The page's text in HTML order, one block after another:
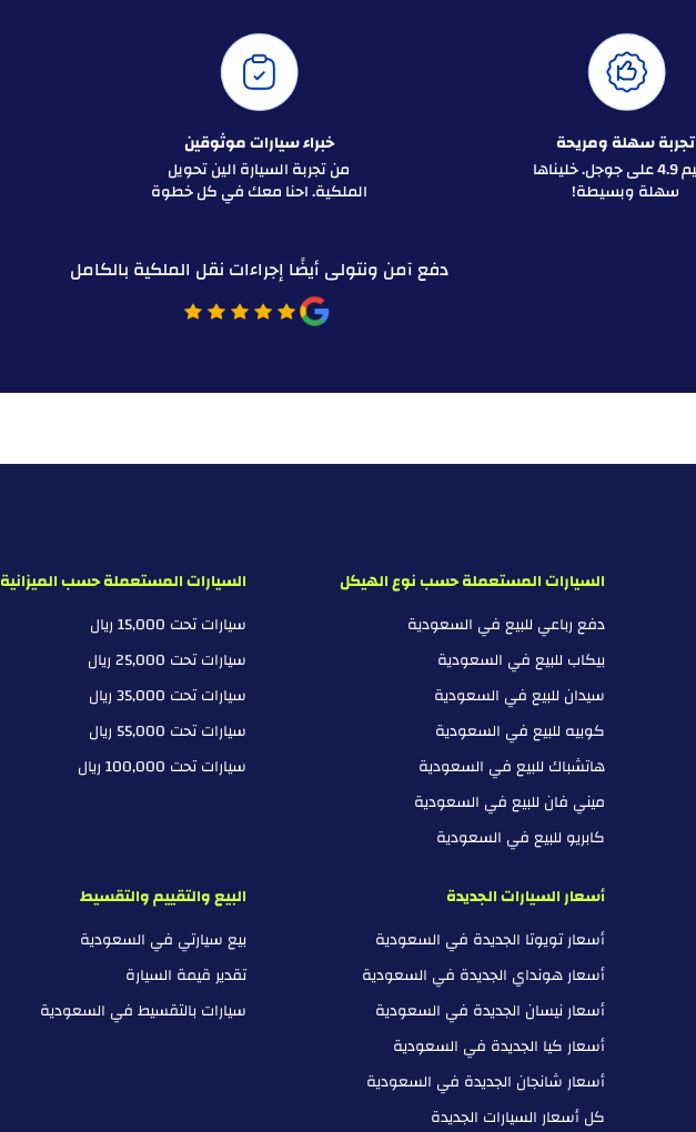
تجربة سهلة ومريحة
تقييم 4.9 على جوجل. خليناها
سهلة وبسيطة!
خبراء سيارات موثوقين
من تجربة السيارة الين تحويل
الملكية. احنا معك في كل خطوة
دفع آمن ونتولى أيضًا إجراءات نقل الملكية بالكامل
السيارات المستعملة حسب نوع الهيكل
دفع رباعي للبيع في السعودية
بيكاب للبيع في السعودية
سيدان للبيع في السعودية
كوبيه للبيع في السعودية
هاتشباك للبيع في السعودية
ميني فان للبيع في السعودية
كابريو للبيع في السعودية
السيارات المستعملة حسب الميزانية
سيارات تحت 15,000 ريال
سيارات تحت 25,000 ريال
سيارات تحت 35,000 ريال
سيارات تحت 55,000 ريال
سيارات تحت 100,000 ريال
أسعار السيارات الجديدة
أسعار تويوتا الجديدة في السعودية
أسعار هونداي الجديدة في السعودية
أسعار نيسان الجديدة في السعودية
أسعار كيا الجديدة في السعودية
أسعار شانجان الجديدة في السعودية
كل أسعار السيارات الجديدة
البيع والتقييم والتقسيط
بيع سيارتي في السعودية
تقدير قيمة السيارة
سيارات بالتقسيط في السعودية